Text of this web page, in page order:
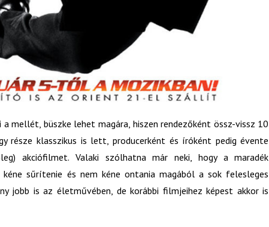
mellét, büszke lehet magára, hiszen rendezőként össz-vissz 10
része klasszikus is lett, producerként és íróként pedig évente
akciófilmet. Valaki szólhatna már neki, hogy a maradék
sűrítenie és nem kéne ontania magából a sok felesleges
jobb is az életművében, de korábbi filmjeihez képest akkor is